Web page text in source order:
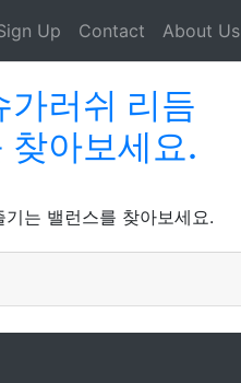
Up Contact About Us
가러쉬 리듬
찾아보세요.
는 밸런스를 찾아보세요.